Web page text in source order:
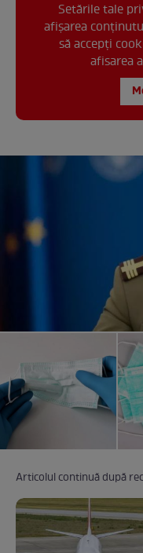
Setările tale
afișarea
să accepți
afisarea
Articolul continuă după